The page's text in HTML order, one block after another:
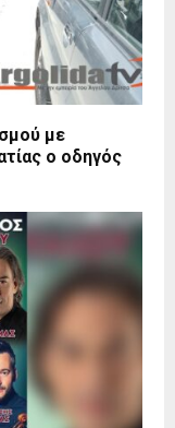
με
ο οδηγός